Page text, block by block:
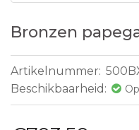
Bronzen
Artikelnummer:
Beschikbaarheid: